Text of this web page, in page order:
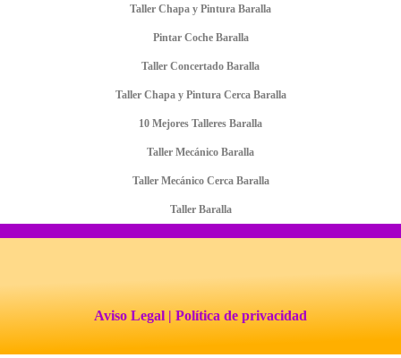
Taller Chapa y Pintura Baralla
Pintar Coche Baralla
Taller Concertado Baralla
Taller Chapa y Pintura Cerca Baralla
10 Mejores Talleres Baralla
Taller Mecánico Baralla
Taller Mecánico Cerca Baralla
Taller Baralla
Aviso Legal | Política de privacidad